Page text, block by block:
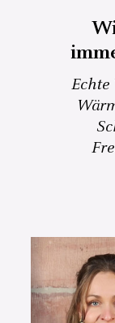
Echte